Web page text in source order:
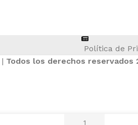
Política de
| Todos los derechos reservados